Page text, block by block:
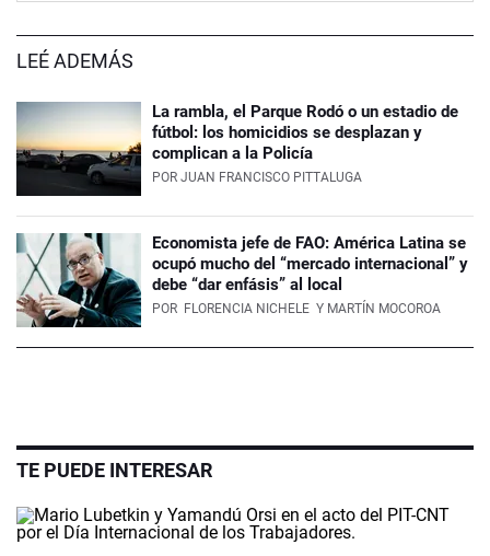
LEÉ ADEMÁS
La rambla, el Parque Rodó o un estadio de
fútbol: los homicidios se desplazan y
complican a la Policía
POR JUAN FRANCISCO PITTALUGA
Economista jefe de FAO: América Latina se
ocupó mucho del “mercado internacional” y
debe “dar enfásis” al local
POR FLORENCIA NICHELE Y MARTÍN MOCOROA
TE PUEDE INTERESAR